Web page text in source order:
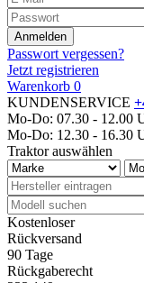
Passwort vergessen?
Jetzt registrieren
Warenkorb 0
KUNDENSERVICE
Mo-Do: 07.30 - 12.00
Mo-Do: 12.30 - 16.30
Traktor auswählen
Kostenloser
Rückversand
90 Tage
Rückgaberecht